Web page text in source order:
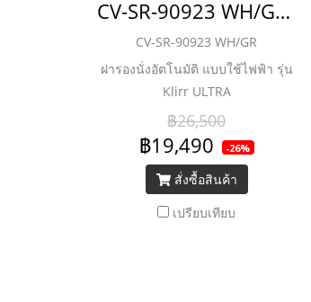
CV-SR-90923 WH/GR ฝารองนั่งอัตโนมัติ แบบใช้ไฟฟ้า รุ่น Klirr ULTRA
CV-SR-90923 WH/GR
ฝารองนั่งอัตโนมัติ แบบใช้ไฟฟ้า รุ่น
Klirr ULTRA
฿26,500
฿19,490 -26%
สั่งซื้อสินค้า
เปรียบเทียบ